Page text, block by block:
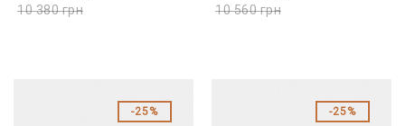
10 380грн 10 560грн
25% 25%